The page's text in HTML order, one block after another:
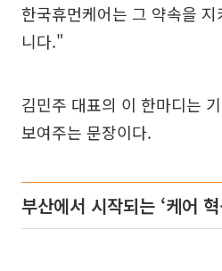
한국휴먼케어는 그 약속을
니다."
김민주 대표의 이 한마디는
보여주는 문장이다.
부산에서 시작되는 ‘케어